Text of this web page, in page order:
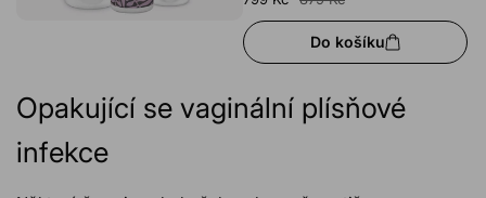
Do košíku
Opakující se vaginální plísňové
infekce